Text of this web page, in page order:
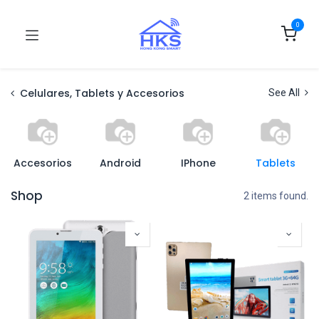
0
Celulares, Tablets y Accesorios See All
Accesorios Android IPhone Tablets
Shop 2 items found.